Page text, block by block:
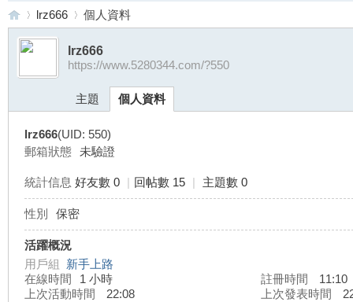
台›
lrz666 個人資料
lrz666
https://www.5280344.com/?550
主題 個人資料
lrz666(UID: 550)
郵箱狀態 未驗證
統計信息 好友數 0 | 回帖數 15 | 主題數 0
性別 保密
活躍概況
用戶組 新手上路
在線時間
1 小時 註冊時間
11:10
上次活動時間
22:08 上次發表時間